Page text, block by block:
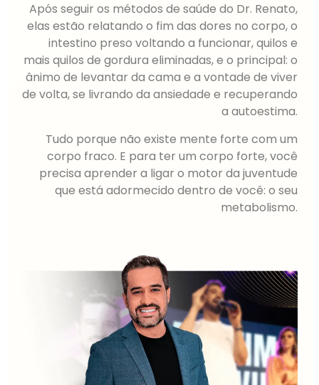
Após seguir os métodos de saúde do Dr. Renato,
elas estão relatando o fim das dores no corpo, o
intestino preso voltando a funcionar, quilos e
mais quilos de gordura eliminadas, e o principal: o
ânimo de levantar da cama e a vontade de viver
de volta, se livrando da ansiedade e recuperando
a autoestima.
Tudo porque não existe mente forte com um
corpo fraco. E para ter um corpo forte, você
precisa aprender a ligar o motor da juventude
que está adormecido dentro de você: o seu
metabolismo.